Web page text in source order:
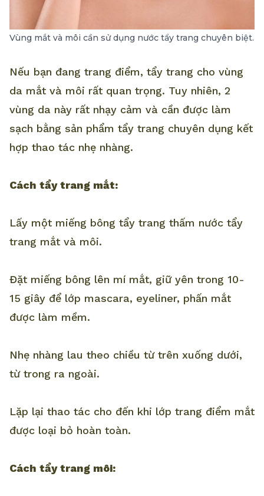
Vùng mắt và môi cần sử dụng nước tẩy trang chuyên biệt.
Nếu bạn đang trang điểm, tẩy trang cho vùng
da mắt và môi rất quan trọng. Tuy nhiên, 2
vùng da này rất nhạy cảm và cần được làm
sạch bằng sản phẩm tẩy trang chuyên dụng kết
hợp thao tác nhẹ nhàng.
Cách tẩy trang mắt:
Lấy một miếng bông tẩy trang thấm nước tẩy
trang mắt và môi.
Đặt miếng bông lên mí mắt, giữ yên trong 10-
15 giây để lớp mascara, eyeliner, phấn mắt
được làm mềm.
Nhẹ nhàng lau theo chiều từ trên xuống dưới,
từ trong ra ngoài.
Lặp lại thao tác cho đến khi lớp trang điểm mắt
được loại bỏ hoàn toàn.
Cách tẩy trang môi: